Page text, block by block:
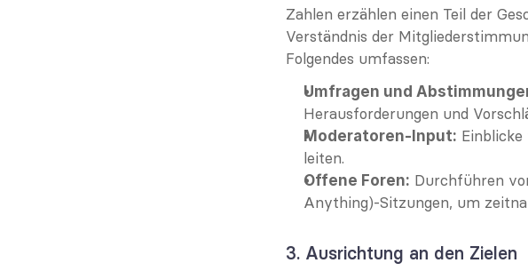
Zahlen erzählen einen Teil der
Verständnis der
Folgendes umfassen:
Umfragen und
Herausforderungen und
Moderatoren-Input:
leiten.
Offene Foren: Durchführen
Anything)-Sitzungen, um
3. Ausrichtung an den Zielen